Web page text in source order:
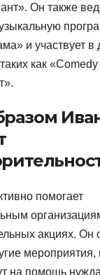
Он также
и участвует в
как
помогает
акциях. Он
на помощь